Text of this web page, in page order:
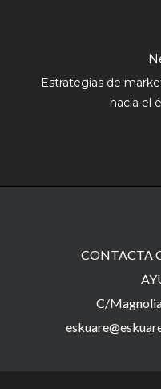
Estrategias de
hacia el
CONTACTA
C/